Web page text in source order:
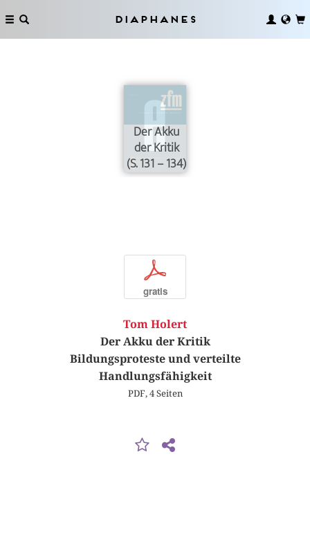
Diaphanes
Der Akku
der Kritik
(S. 131 – 134)
p
gratis
Tom Holert
Der Akku der Kritik
Bildungsproteste und verteilte
Handlungsfähigkeit
PDF, 4 Seiten